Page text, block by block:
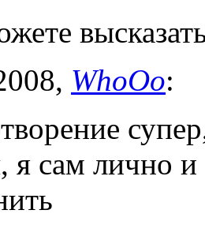
WhoOo:
я сам лично и